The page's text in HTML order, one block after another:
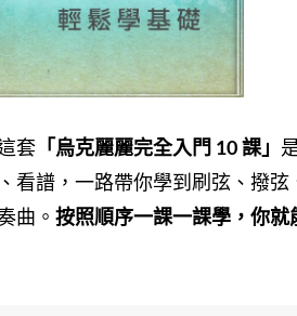
套 「烏克麗麗完全入門 10 課」
看譜，一路帶你學到刷弦、撥弦
曲。 按照順序一課一課學，你就